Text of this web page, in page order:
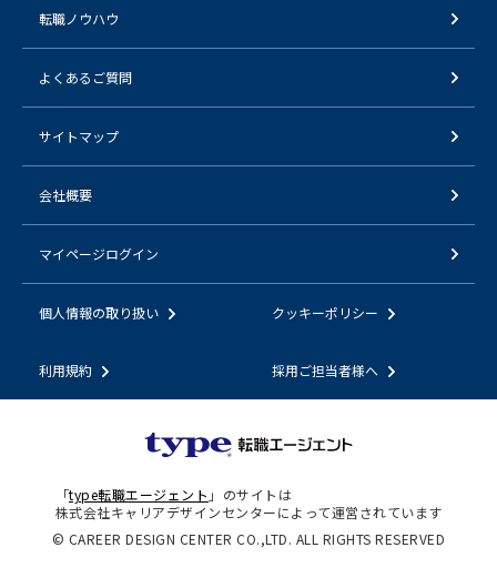
転職ノウハウ
よくあるご質問
サイトマップ
会社概要
マイページログイン
個人情報の取り扱い クッキーポリシー
利用規約 採用ご担当者様へ
「type転職エージェント 」のサイトは
株式会社キャリアデザインセンターによって運営されています
© CAREER DESIGN CENTER CO.,LTD. ALL RIGHTS RESERVED